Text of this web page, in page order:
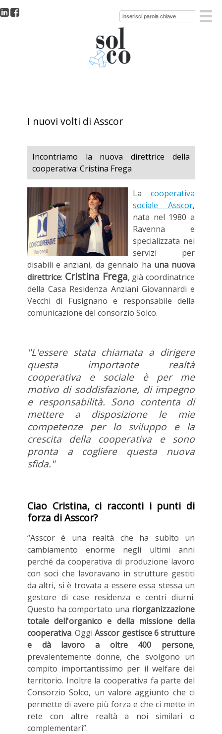
I nuovi volti di Asscor
Incontriamo la nuova direttrice della
cooperativa: Cristina Frega
Lacooperativa
sociale Asscor,
nata nel 1980 a
Ravenna e
specializzata nei
servizi per
disabili e anziani, da gennaio ha una nuova
direttrice: Cristina Frega, già coordinatrice
della Casa Residenza Anziani Giovannardi e
Vecchi di Fusignano e responsabile della
comunicazione del consorzio Solco.
"L'essere stata chiamata a dirigere
questa importante realtà
cooperativa e sociale è per me
motivo di soddisfazione, di impegno
e responsabilità. Sono contenta di
mettere a disposizione le mie
competenze per lo sviluppo e la
crescita della cooperativa e sono
pronta a cogliere questa nuova
sfida."
Ciao Cristina, ci racconti i punti di
forza di Asscor?
“Asscor è una realtà che ha subìto un
cambiamento enorme negli ultimi anni
perché da cooperativa di produzione lavoro
con soci che lavoravano in strutture gestiti
da altri, si è trovata a essere essa stessa un
gestore di case residenza e centri diurni.
Questo ha comportato una riorganizzazione
totale dell'organico e della missione della
cooperativa. OggiAsscor gestisce 6 strutture
e dà lavoro a oltre 400 persone,
prevalentemente donne, che svolgono un
compito importantissimo per il welfare del
territorio. Inoltre la cooperativa fa parte del
Consorzio Solco, un valore aggiunto che ci
permette di avere più forza e che ci mette in
rete con altre realtà a noi similari o
complementari”.